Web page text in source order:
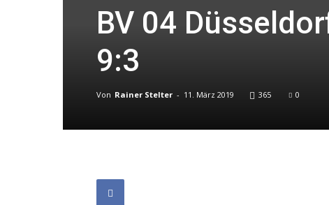
BV 04
9:3
Von Rainer Stelter - 11. März 2019 365 0